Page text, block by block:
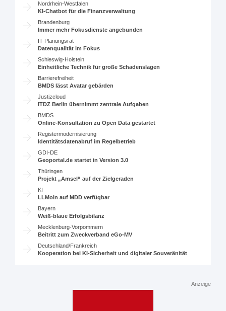
Nordrhein-Westfalen
KI-Chatbot für die Finanzverwaltung
Brandenburg
Immer mehr Fokusdienste angebunden
IT-Planungsrat
Datenqualität im Fokus
Schleswig-Holstein
Einheitliche Technik für große Schadenslagen
Barrierefreiheit
BMDS lässt Avatar gebärden
Justizcloud
ITDZ Berlin übernimmt zentrale Aufgaben
BMDS
Online-Konsultation zu Open Data gestartet
Registermodernisierung
Identitätsdatenabruf im Regelbetrieb
GDI-DE
Geoportal.de startet in Version 3.0
Thüringen
Projekt „Amsel“ auf der Zielgeraden
KI
LLMoin auf MDD verfügbar
Bayern
Weiß-blaue Erfolgsbilanz
Mecklenburg-Vorpommern
Beitritt zum Zweckverband eGo-MV
Deutschland/Frankreich
Kooperation bei KI-Sicherheit und digitaler Souveränität
Anzeige